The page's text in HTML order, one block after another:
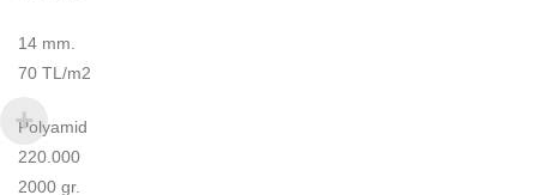
14 mm.
70 TL/m2
Polyamid
220.000
2000 gr.